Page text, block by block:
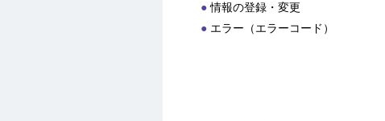
情報の登録・変更
エラー（エラーコード）